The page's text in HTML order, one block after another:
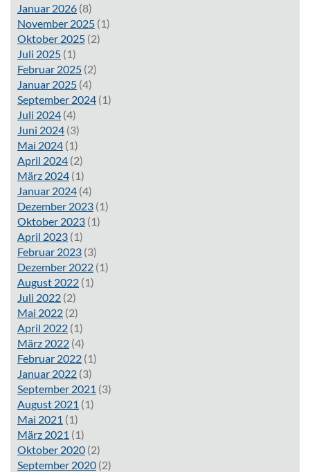
Januar 2026 (8)
November 2025 (1)
Oktober 2025 (2)
Juli 2025 (1)
Februar 2025 (2)
Januar 2025 (4)
September 2024 (1)
Juli 2024 (4)
Juni 2024 (3)
Mai 2024 (1)
April 2024 (2)
März 2024 (1)
Januar 2024 (4)
Dezember 2023 (1)
Oktober 2023 (1)
April 2023 (1)
Februar 2023 (3)
Dezember 2022 (1)
August 2022 (1)
Juli 2022 (2)
Mai 2022 (2)
April 2022 (1)
März 2022 (4)
Februar 2022 (1)
Januar 2022 (3)
September 2021 (3)
August 2021 (1)
Mai 2021 (1)
März 2021 (1)
Oktober 2020 (2)
September 2020 (2)